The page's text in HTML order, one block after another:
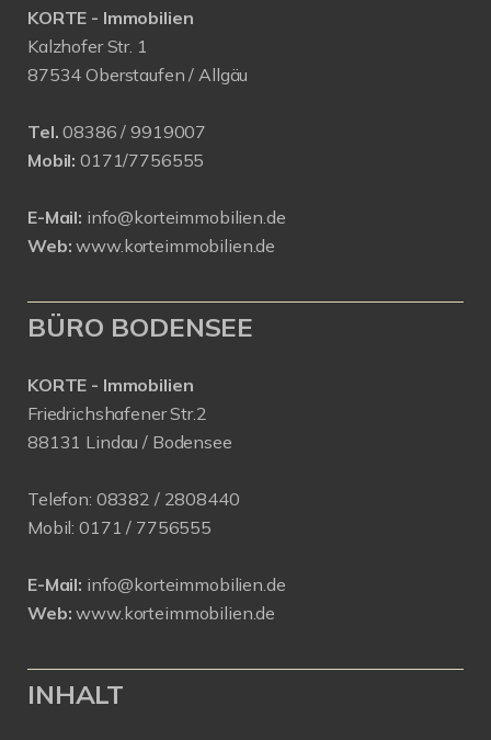
KORTE - Immobilien
Kalzhofer Str. 1
87534 Oberstaufen / Allgäu
Tel. 08386 / 9919007
Mobil: 0171/7756555
E-Mail: info@korteimmobilien.de
Web: www.korteimmobilien.de
BÜRO BODENSEE
KORTE - Immobilien
Friedrichshafener Str.2
88131 Lindau / Bodensee
Telefon: 08382 / 2808440
Mobil: 0171 / 7756555
E-Mail: info@korteimmobilien.de
Web: www.korteimmobilien.de
INHALT